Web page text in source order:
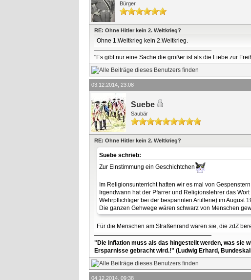
Bürger
RE: Ohne Hitler kein 2. Weltkrieg?
Ohne 1.Weltkrieg kein 2.Weltkrieg.
"Es gibt nur eine Sache die größer ist als die Liebe zur
03.12.2014, 23:08
Suebe
Saubär
RE: Ohne Hitler kein 2. Weltkrieg?
Suebe schrieb:
Zur Einstimmung ein Geschichtchen
Im Religionsunterricht hatten wir es mal von
Irgendwann hat der Pfarrer und Religionslehrer das
Wehrpflichtiger bei der bespannten Artillerie) im August
Die ganzen Gehwege wären schwarz von Menschen
Für die Menschen am Straßenrand wären sie, die zdZ
"Die Inflation muss als das hingestellt werden, was sie
Ersparnisse gebracht wird.!" (Ludwig Erhard,
04.12.2014, 09:38